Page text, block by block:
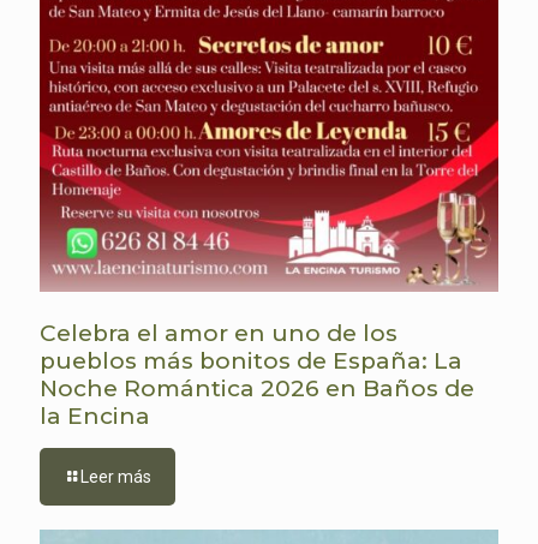
Celebra el amor en uno de los
pueblos más bonitos de España: La
Noche Romántica 2026 en Baños de
la Encina
Leer más